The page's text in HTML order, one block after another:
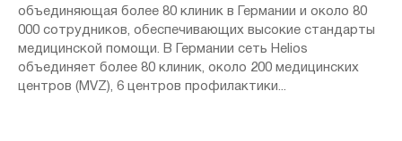
объединяющая более 80 клиник в Германии и около 80
000 сотрудников, обеспечивающих высокие стандарты
медицинской помощи. В Германии сеть Helios
объединяет более 80 клиник, около 200 медицинских
центров (MVZ), 6 центров профилактики...